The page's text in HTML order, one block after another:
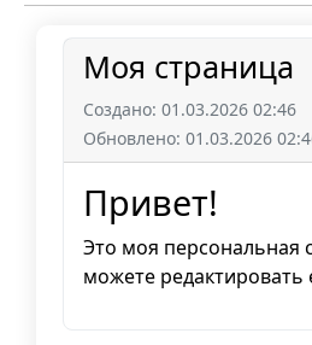
Моя страница
Создано: 01.03.2026 02:46
Обновлено: 01.03.2026
Привет!
Это моя персональная
можете редактировать